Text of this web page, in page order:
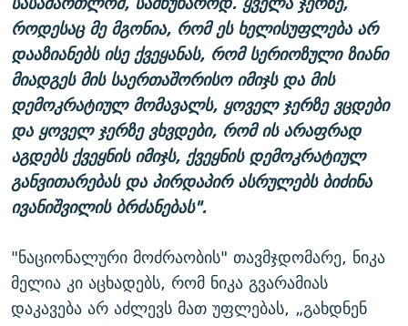
როდესაც მე მგონია, რომ ეს ხელისუფლება არ
დააზიანებს ისე ქვეყანას, რომ სერიოზული ზიანი
მიადგეს მის საერთაშორისო იმიჯს და მის
დემოკრატიულ მომავალს, ყოველ ჯერზე ვცდები
და ყოველ ჯერზე ვხვდები, რომ ის არაფრად
აგდებს ქვეყნის იმიჯს, ქვეყნის დემოკრატიულ
განვითარებას და პირდაპირ ასრულებს ბიძინა
ივანიშვილის ბრძანებას".
"ნაციონალური მოძრაობის" თავმჯდომარე, ნიკა
მელია კი აცხადებს, რომ ნიკა გვარამიას
დაკავება არ აძლევს მათ უფლებას, „გახდნენ